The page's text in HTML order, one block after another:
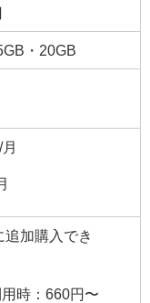
・20GB
追加購入でき
時：660円〜